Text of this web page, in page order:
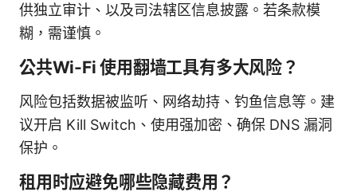
供独立审计、以及司法辖区信息披露。若条款模
糊，需谨慎。
公共Wi-Fi 使用翻墙工具有多大风险？
风险包括数据被监听、网络劫持、钓鱼信息等。建
议开启 Kill Switch、使用强加密、确保 DNS 漏洞
保护。
租用时应避免哪些隐藏费用？